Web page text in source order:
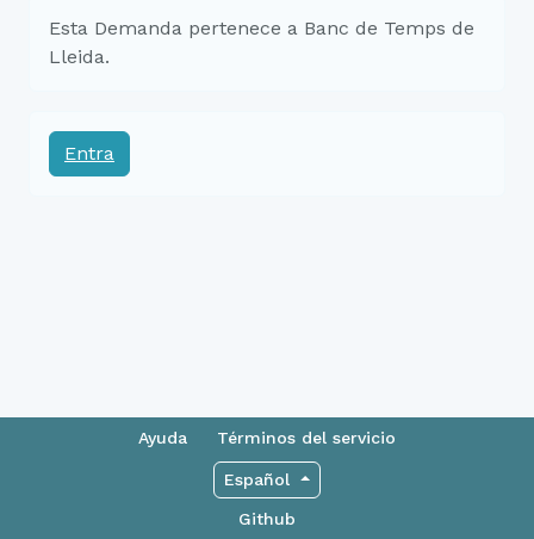
Esta Demanda pertenece a Banc de Temps de
Lleida.
Entra
Ayuda Términos del servicio
Español
Github